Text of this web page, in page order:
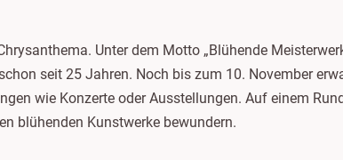
Unter dem Motto „Blühende
seit 25 Jahren. Noch bis zum 10. November
wie Konzerte oder Ausstellungen. Auf einem
blühenden Kunstwerke bewundern.